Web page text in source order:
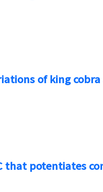
of king
that potentiates